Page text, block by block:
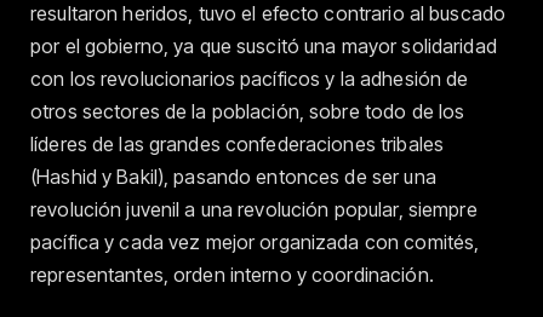
resultaron heridos, tuvo el efecto contrario al buscado
por el gobierno, ya que suscitó una mayor solidaridad
con los revolucionarios pacíficos y la adhesión de
otros sectores de la población, sobre todo de los
líderes de las grandes confederaciones tribales
(Hashid y Bakil), pasando entonces de ser una
revolución juvenil a una revolución popular, siempre
pacífica y cada vez mejor organizada con comités,
representantes, orden interno y coordinación.